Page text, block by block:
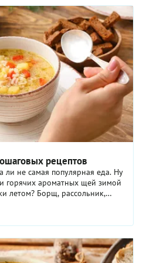
рецептов
ли не самая популярная еда. Ну
горячих ароматных щей зимой
летом? Борщ, рассольник,
многие другие любимые с
на наших столах
ведь сытный суп можно
тех, что всегда есть
данный момент в нем только
Рассказываем, как приготовить